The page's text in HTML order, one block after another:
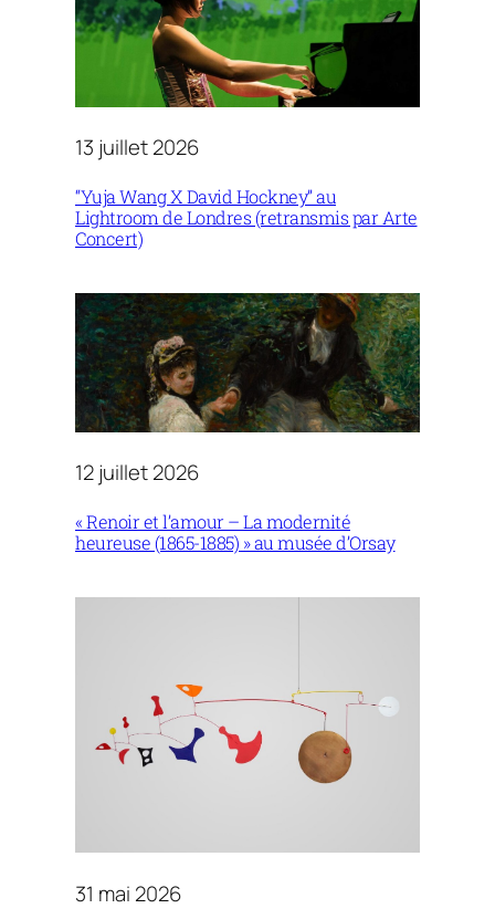
13 juillet 2026
“Yuja Wang X David Hockney” au
Lightroom de Londres (retransmis par Arte
Concert)
12 juillet 2026
« Renoir et l’amour – La modernité
heureuse (1865-1885) » au musée d’Orsay
31 mai 2026